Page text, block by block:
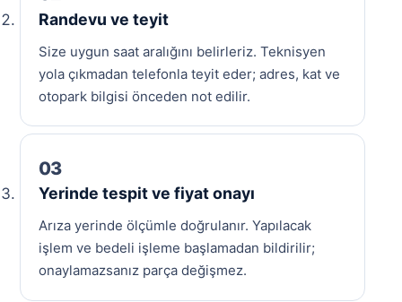
Randevu ve teyit
Size uygun saat aralığını belirleriz. Teknisyen
yola çıkmadan telefonla teyit eder; adres, kat ve
otopark bilgisi önceden not edilir.
Yerinde tespit ve fiyat onayı
Arıza yerinde ölçümle doğrulanır. Yapılacak
işlem ve bedeli işleme başlamadan bildirilir;
onaylamazsanız parça değişmez.